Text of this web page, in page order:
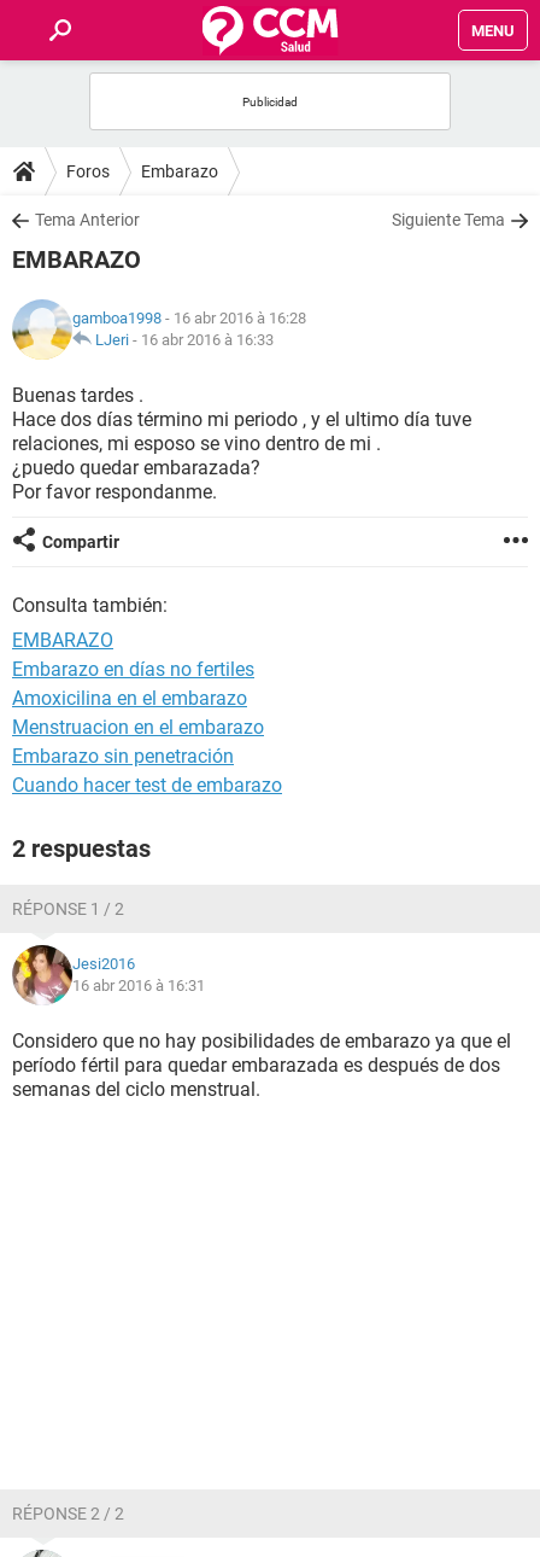
MENU
FORUMS
SALUD
NUTRICIÓN
BIENESTAR
SEXUALIDAD
GLOSARIO
Foros Embarazo
Tema Anterior Siguiente Tema
EMBARAZO
gamboa1998 - 16 abr 2016 à 16:28
LJeri - 16 abr 2016 à 16:33
Buenas tardes .
Hace dos días término mi periodo , y el ultimo día tuve
relaciones, mi esposo se vino dentro de mi .
¿puedo quedar embarazada?
Por favor respondanme.
Compartir
Consulta también:
EMBARAZO
Embarazo en días no fertiles
Amoxicilina en el embarazo
Menstruacion en el embarazo
Embarazo sin penetración
Cuando hacer test de embarazo
2 respuestas
RÉPONSE 1 / 2
Jesi2016
16 abr 2016 à 16:31
Considero que no hay posibilidades de embarazo ya que el
período fértil para quedar embarazada es después de dos
semanas del ciclo menstrual.
RÉPONSE 2 / 2